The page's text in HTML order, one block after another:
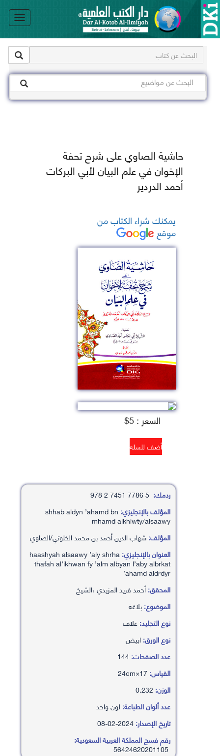
حاشية الصاوي على شرح تحفة
الإخوان في علم البيان لأبي البركات
أحمد الدردير
يمكنك شراء الكتاب من
موقع
السعر : 5$
ردمك:
المؤلف بالإنجليزي: shhab aldyn ’ahamd bn
mhamd alkhlwty/alsaawy
المؤلف:شهاب الدين أحمد بن محمد الخلوتي/الصاوي
العنوان بالإنجليزي:haashyah alsaawy ’aly shrha
thafah al’ikhwan fy ’alm albyan l’aby albrkat
’ahamd aldrdyr
المحقق:أحمد فريد المزيدي ،الشيخ
الموضوع:بلاغة
نوع التجليد:غلاف
نوع الورق:ابيض
عدد الصفحات:
القياس:
الوزن:
عدد ألوان الطباعة: لون واحد
تاريخ الإصدار:
رقم فسح المملكة العربية السعودية:
56424620201105